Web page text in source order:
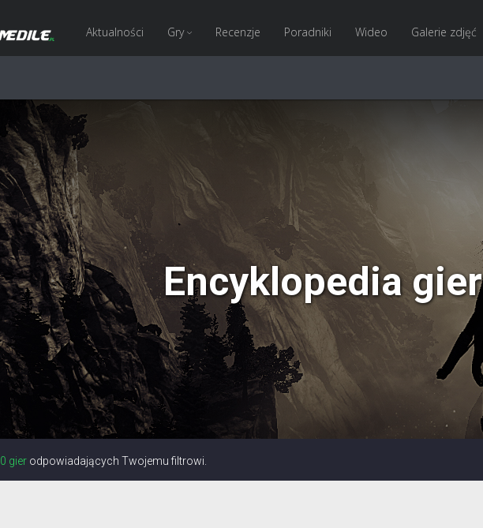
Aktualności Gry Recenzje Poradniki Wideo Galerie zdjęć
Encyklopedia gier
0 gierodpowiadających Twojemu filtrowi.